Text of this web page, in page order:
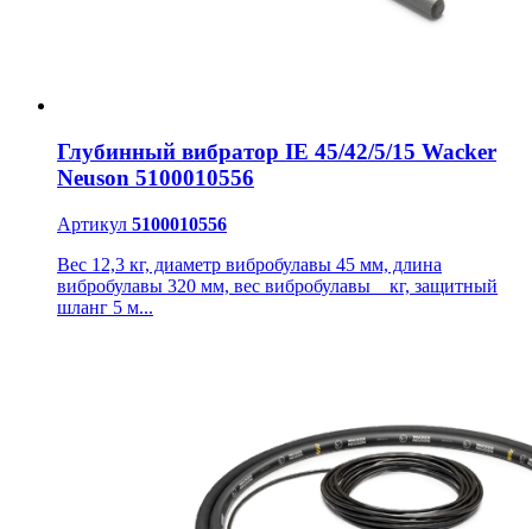
Глубинный вибратор IE 45/42/5/15 Wacker
Neuson 5100010556
Артикул 5100010556
Вес 12,3 кг, диаметр вибробулавы 45 мм, длина
вибробулавы 320 мм, вес вибробулавы _ кг, защитный
шланг 5 м...